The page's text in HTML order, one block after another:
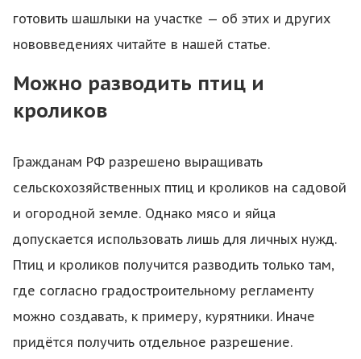
готовить шашлыки на участке — об этих и других
нововведениях читайте в нашей статье.
Можно разводить птиц и
кроликов
Гражданам РФ разрешено выращивать
сельскохозяйственных птиц и кроликов на садовой
и огородной земле. Однако мясо и яйца
допускается использовать лишь для личных нужд.
Птиц и кроликов получится разводить только там,
где согласно градостроительному регламенту
можно создавать, к примеру, курятники. Иначе
придётся получить отдельное разрешение.